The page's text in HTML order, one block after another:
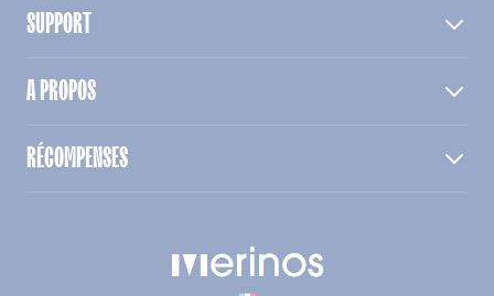
SUPPORT
A PROPOS
RÉCOMPENSES